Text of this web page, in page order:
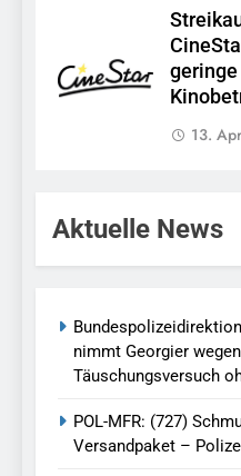
13.
Aktuelle News
nimmt Georgier
Täuschungsversuch
POL-MFR: (727)
Versandpaket –